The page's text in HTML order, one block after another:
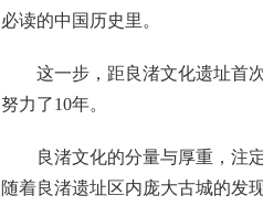
必读的中国历史里。
这一步，距良渚文化遗址首次
努力了10年。
良渚文化的分量与厚重，注定
随着良渚遗址区内庞大古城的发